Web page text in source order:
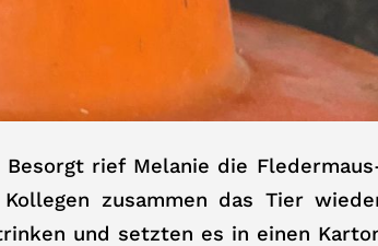
rief Melanie die
zusammen das Tier
und setzten es in einen